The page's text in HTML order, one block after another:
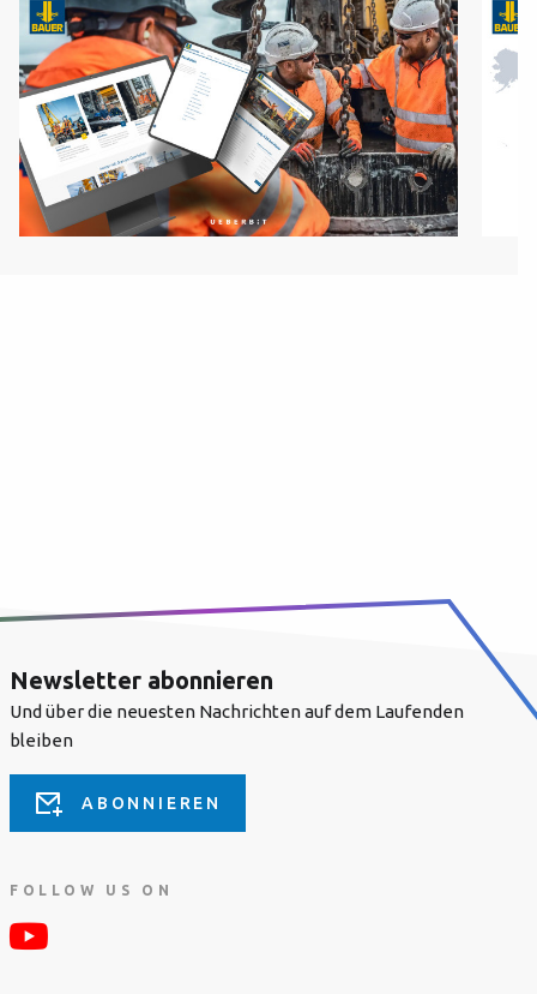
Newsletter abonnieren
Und über die neuesten Nachrichten auf dem Laufenden
bleiben
ABONNIEREN
FOLLOW US ON